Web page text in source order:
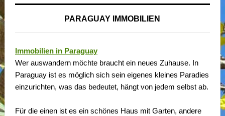
PARAGUAY IMMOBILIEN
Immobilien in Paraguay
Wer auswandern möchte braucht ein neues Zuhause. In
Paraguay ist es möglich sich sein eigenes kleines Paradies
einzurichten, was das bedeutet, hängt von jedem selbst ab.
Für die einen ist es ein schönes Haus mit Garten, andere